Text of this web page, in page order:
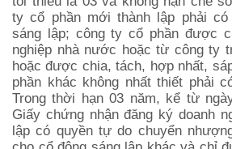
ty cổ phần mới thành lập phải
sáng lập; công ty cổ phần được
nghiệp nhà nước hoặc từ công ty
hoặc được chia, tách, hợp nhất,
phần khác không nhất thiết phải
Trong thời hạn 03 năm, kể từ
Giấy chứng nhận đăng ký doanh
lập có quyền tự do chuyển